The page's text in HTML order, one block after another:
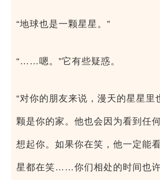
“地球也是一颗星星。”
“……嗯。”它有些疑惑。
“对你的朋友来说，漫天的星星里
颗是你的家。他也会因为看到任
想起你。如果你在笑，他一定能
星都在笑……你们相处的时间也